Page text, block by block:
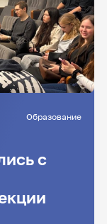
Образование
с